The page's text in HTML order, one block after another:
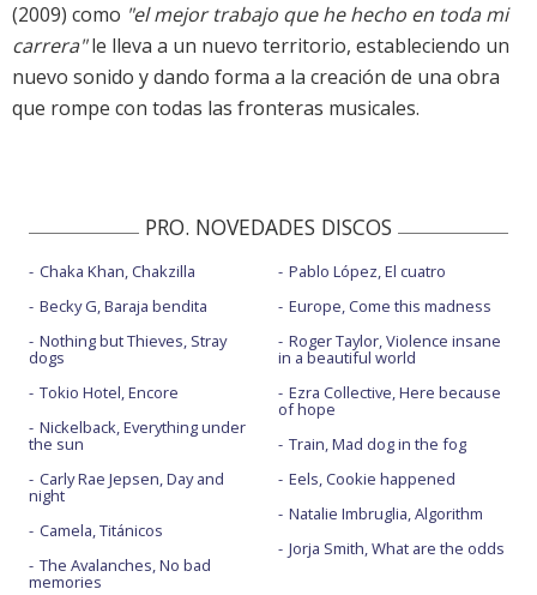
(2009) como "el mejor trabajo que he hecho en toda mi
carrera"le lleva a un nuevo territorio, estableciendo un
nuevo sonido y dando forma a la creación de una obra
que rompe con todas las fronteras musicales.
PRO. NOVEDADES DISCOS
Chaka Khan, Chakzilla
Becky G, Baraja bendita
Nothing but Thieves, Stray
dogs
Tokio Hotel, Encore
Nickelback, Everything under
the sun
Carly Rae Jepsen, Day and
night
Camela, Titánicos
The Avalanches, No bad
memories
Pablo López, El cuatro
Europe, Come this madness
Roger Taylor, Violence insane
in a beautiful world
Ezra Collective, Here because
of hope
Train, Mad dog in the fog
Eels, Cookie happened
Natalie Imbruglia, Algorithm
Jorja Smith, What are the odds